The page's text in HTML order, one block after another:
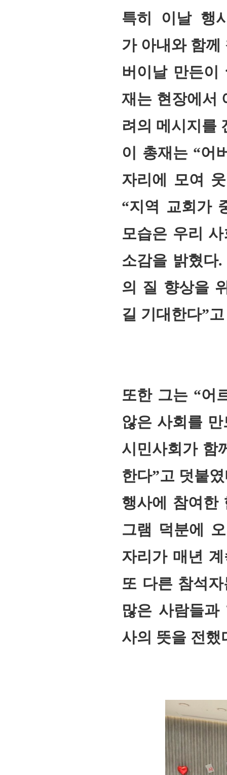
특히 이날 행
가 아내와 함께
버이날 만든이
재는 현장에서
려의 메시지를
이 총재는 “어
자리에 모여
“지역 교회가
모습은 우리
소감을 밝혔다
의 질 향상을
길 기대한다”
또한 그는 “어
않은 사회를
시민사회가 함
한다”고 덧붙
행사에 참여한
그램 덕분에
자리가 매년
또 다른 참석
많은 사람들과
사의 뜻을 전했